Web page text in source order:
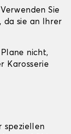
Sie
da sie an Ihrer
nicht,
Karosserie
speziellen